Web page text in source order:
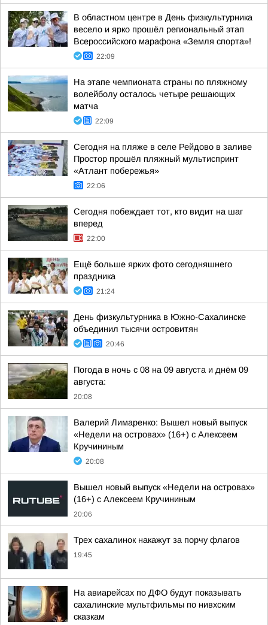
В областном центре в День физкультурника
весело и ярко прошёл региональный этап
Всероссийского марафона «Земля спорта»!
22:09
На этапе чемпионата страны по пляжному
волейболу осталось четыре решающих
матча
22:09
Сегодня на пляже в селе Рейдово в заливе
Простор прошёл пляжный мультиспринт
«Атлант побережья»
22:06
Сегодня побеждает тот, кто видит на шаг
вперед
22:00
Ещё больше ярких фото сегодняшнего
праздника
21:24
День физкультурника в Южно-Сахалинске
объединил тысячи островитян
20:46
Погода в ночь с 08 на 09 августа и днём 09
августа:
20:08
Валерий Лимаренко: Вышел новый выпуск
«Недели на островах» (16+) с Алексеем
Кручининым
20:08
Вышел новый выпуск «Недели на островах»
(16+) с Алексеем Кручининым
20:06
Трех сахалинок накажут за порчу флагов
19:45
На авиарейсах по ДФО будут показывать
сахалинские мультфильмы по нивхским
сказкам